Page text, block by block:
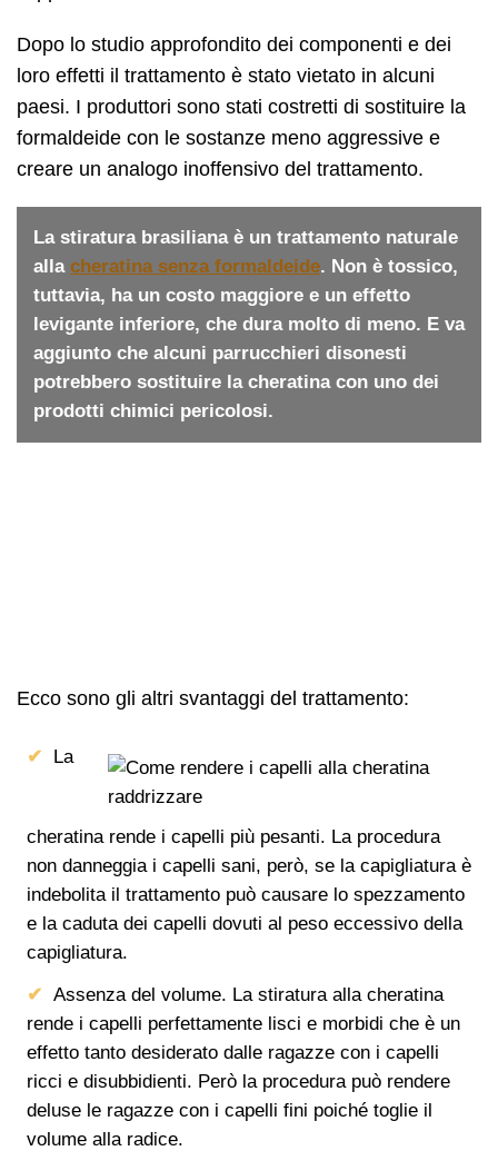
Dopo lo studio approfondito dei componenti e dei
loro effetti il trattamento è stato vietato in alcuni
paesi. I produttori sono stati costretti di sostituire la
formaldeide con le sostanze meno aggressive e
creare un analogo inoffensivo del trattamento.
La stiratura brasiliana è un trattamento naturale
alla cheratina senza formaldeide. Non è tossico,
tuttavia, ha un costo maggiore e un effetto
levigante inferiore, che dura molto di meno. E va
aggiunto che alcuni parrucchieri disonesti
potrebbero sostituire la cheratina con uno dei
prodotti chimici pericolosi.
Ecco sono gli altri svantaggi del trattamento:
La
cheratina rende i capelli più pesanti. La procedura
non danneggia i capelli sani, però, se la capigliatura è
indebolita il trattamento può causare lo spezzamento
e la caduta dei capelli dovuti al peso eccessivo della
capigliatura.
Assenza del volume. La stiratura alla cheratina
rende i capelli perfettamente lisci e morbidi che è un
effetto tanto desiderato dalle ragazze con i capelli
ricci e disubbidienti. Però la procedura può rendere
deluse le ragazze con i capelli fini poiché toglie il
volume alla radice.